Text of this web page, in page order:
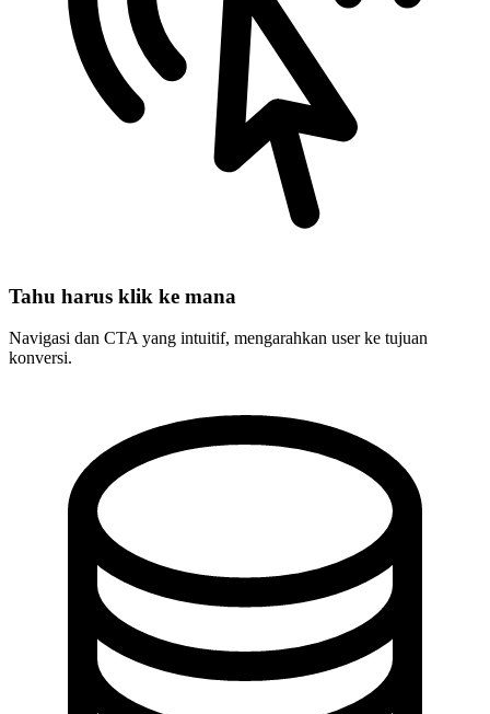
Tahu harus klik ke mana
Navigasi dan CTA yang intuitif, mengarahkan user ke tujuan
konversi.